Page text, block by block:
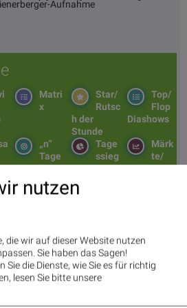
Aufnahme
Top/
Flop
Diashows
Star/
Rutsc
h der
Stunde
Matri
x
Märk
te/
Indikation
Tage
ssieg
er/
verlierer
„n“
Tage
Top/Flop
YTD, Stand: 18.04.2026
nutzen
die wir auf dieser Website nutzen
Sie haben das Sagen!
Sie die Dienste, wie Sie es für richtig
lesen Sie bitte unsere